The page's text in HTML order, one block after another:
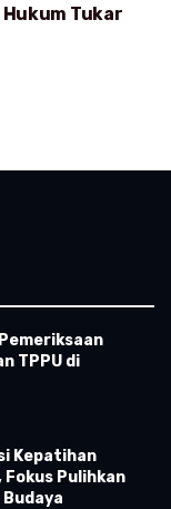
Tukar
TPPU di
Kepatihan
Fokus Pulihkan